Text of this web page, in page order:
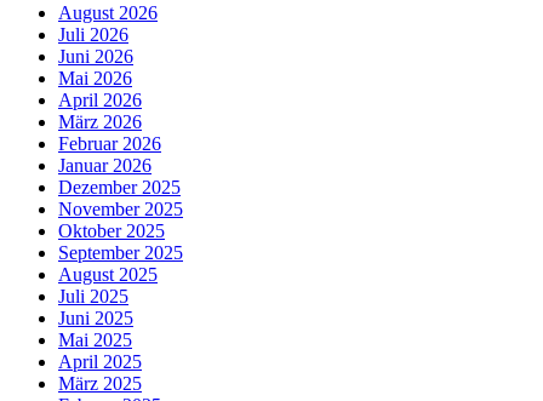
August 2026
Juli 2026
Juni 2026
Mai 2026
April 2026
März 2026
Februar 2026
Januar 2026
Dezember 2025
November 2025
Oktober 2025
September 2025
August 2025
Juli 2025
Juni 2025
Mai 2025
April 2025
März 2025